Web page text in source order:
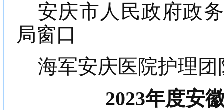
安庆市人民政府政
局窗口
海军安庆医院护理团
2023年度安